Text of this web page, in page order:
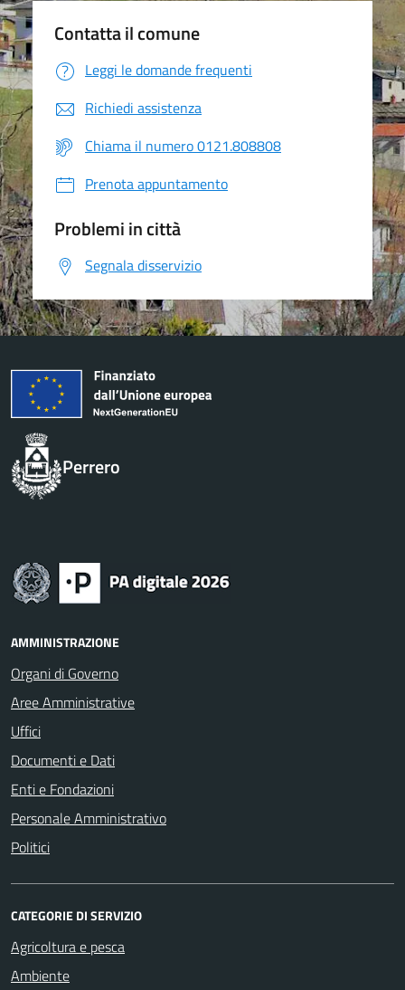
Contatta il comune
Leggi le domande frequenti
Richiedi assistenza
Chiama il numero 0121.808808
Prenota appuntamento
Problemi in città
Segnala disservizio
Perrero
AMMINISTRAZIONE
Organi di Governo
Aree Amministrative
Uffici
Documenti e Dati
Enti e Fondazioni
Personale Amministrativo
Politici
CATEGORIE DI SERVIZIO
Agricoltura e pesca
Ambiente